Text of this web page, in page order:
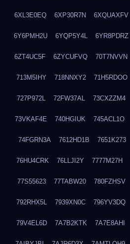
6XL3E0EQ 6XP30R7N 6XQUAXFV
6Y6PMH2U 6YQP5Y4L 6YR8PDRZ
6ZT4UC5F 6ZYCUFVQ 70T7NVVN
713M5IHY 718NNXY2 71H5RDOO
727P972L 72FW37AL 73CXZZM4
73VKAF4E 740HGIUK 745ACL1O
74FGRN3A 7612HD1B 7651K273
76HU4CRK 76LLJI2Y 7777M27H
77S55623 77TABW20 780FZHSV
792RHX5L 7939XN0C 796YV3DQ
79V4EL6D 7A7B2KTK 7A7E8AHI